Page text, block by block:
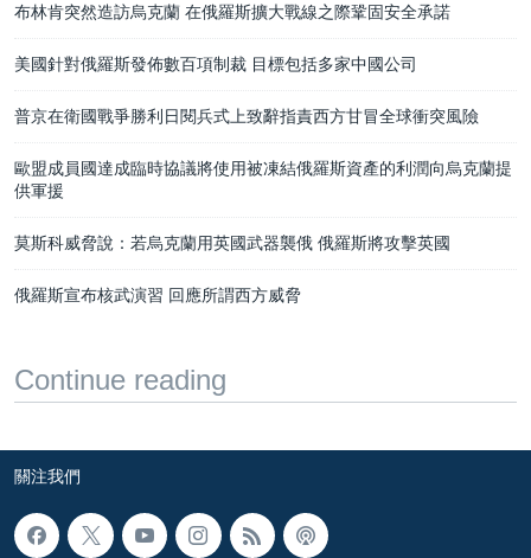
布林肯突然造訪烏克蘭 在俄羅斯擴大戰線之際鞏固安全承諾
美國針對俄羅斯發佈數百項制裁 目標包括多家中國公司
普京在衛國戰爭勝利日閱兵式上致辭指責西方甘冒全球衝突風險
歐盟成員國達成臨時協議將使用被凍結俄羅斯資產的利潤向烏克蘭提
供軍援
莫斯科威脅說：若烏克蘭用英國武器襲俄 俄羅斯將攻擊英國
俄羅斯宣布核武演習 回應所謂西方威脅
Continue reading
關注我們